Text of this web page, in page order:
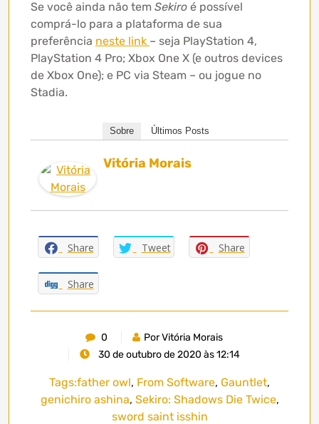
Se você ainda não tem Sekiro é possível
comprá-lo para a plataforma de sua
preferência neste link – seja PlayStation 4,
PlayStation 4 Pro; Xbox One X (e outros devices
de Xbox One); e PC via Steam – ou jogue no
Stadia.
Sobre Últimos Posts
Vitória Morais
Share Tweet Share
Share
0
Por Vitória Morais
30 de outubro de 2020 às 12:14
Tags:father owl, From Software, Gauntlet,
genichiro ashina, Sekiro: Shadows Die Twice,
sword saint isshin